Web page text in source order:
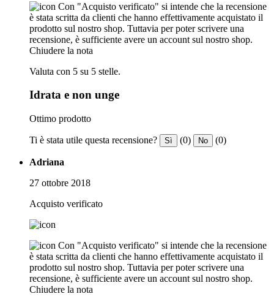
Con "Acquisto verificato" si intende che la recensione
è stata scritta da clienti che hanno effettivamente acquistato il
prodotto sul nostro shop. Tuttavia per poter scrivere una
recensione, è sufficiente avere un account sul nostro shop.
Chiudere la nota
Valuta con 5 su 5 stelle.
Idrata e non unge
Ottimo prodotto
Ti è stata utile questa recensione? Sì (0) No (0)
Adriana
27 ottobre 2018
Acquisto verificato
Con "Acquisto verificato" si intende che la recensione
è stata scritta da clienti che hanno effettivamente acquistato il
prodotto sul nostro shop. Tuttavia per poter scrivere una
recensione, è sufficiente avere un account sul nostro shop.
Chiudere la nota